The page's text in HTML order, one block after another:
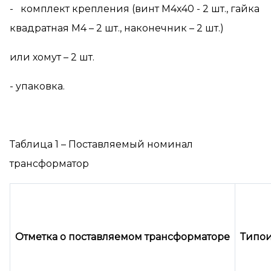
- комплект крепления (винт М4х40 - 2 шт., гайка
квадратная М4 – 2 шт., наконечник – 2 шт.)
или хомут – 2 шт.
- упаковка.
Таблица 1 – Поставляемый номинал
трансформатор
Отметка о поставляемом трансформаторе